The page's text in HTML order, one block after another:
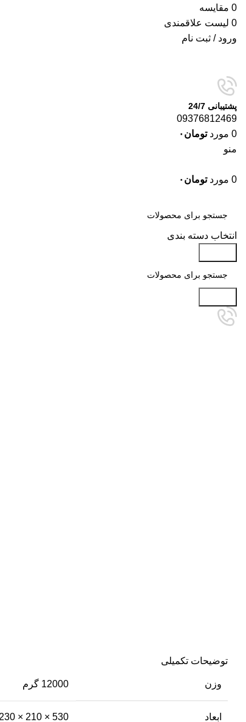
0 مقایسه
0 لیست علاقمندی
ورود / ثبت نام
پشتیبانی 24/7
09376812469
0 مورد تومان ۰
منو
0 مورد تومان ۰
انتخاب دسته بندی
توضیحات تکمیلی
وزن 12000 گرم
ابعاد 530 × 210 × 230 میلی‌متر